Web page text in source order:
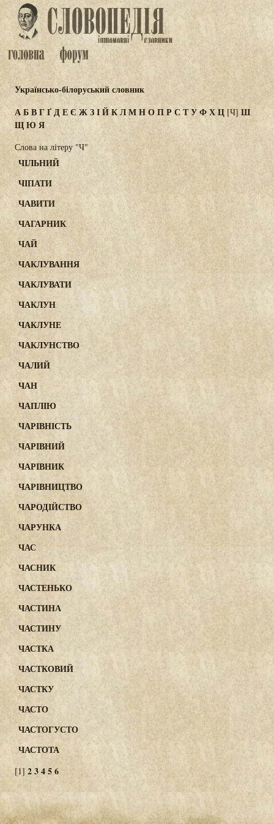
Українсько-білоруський словник
АБВГҐДЕЄ ЖЗІЙКЛМНОПР СТУФХЦ [Ч] Ш
ЩЮ Я
Слова на літеру "Ч"
ЧІЛЬНИЙ
ЧІПАТИ
ЧАВИТИ
ЧАГАРНИК
ЧАЙ
ЧАКЛУВАННЯ
ЧАКЛУВАТИ
ЧАКЛУН
ЧАКЛУНЕ
ЧАКЛУНСТВО
ЧАЛИЙ
ЧАН
ЧАПЛІЮ
ЧАРІВНІСТЬ
ЧАРІВНИЙ
ЧАРІВНИК
ЧАРІВНИЦТВО
ЧАРОДІЙСТВО
ЧАРУНКА
ЧАС
ЧАСНИК
ЧАСТЕНЬКО
ЧАСТИНА
ЧАСТИНУ
ЧАСТКА
ЧАСТКОВИЙ
ЧАСТКУ
ЧАСТО
ЧАСТОГУСТО
ЧАСТОТА
[1] 23456